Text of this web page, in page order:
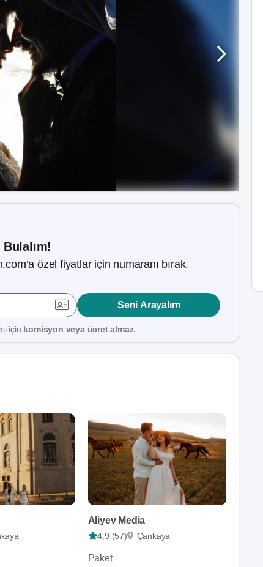
özel fiyatlar için numaranı bırak.
Seni Arayalım
için komisyon veya ücret almaz.
Aliyev Media
4,9 (57) Çankaya
Paket